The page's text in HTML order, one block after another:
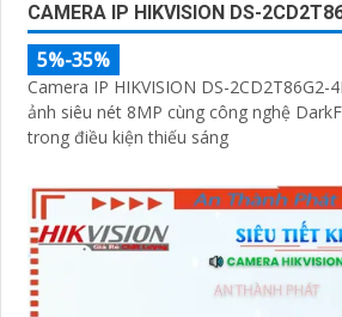
CAMERA IP HIKVISION DS-
5%-35%
Camera IP HIKVISION DS-2CD2T86G2-
ảnh siêu nét 8MP cùng công nghệ
trong điều kiện thiếu sáng